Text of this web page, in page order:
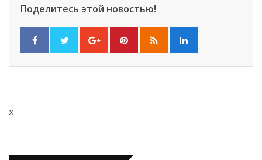
Поделитесь этой новостью!
x